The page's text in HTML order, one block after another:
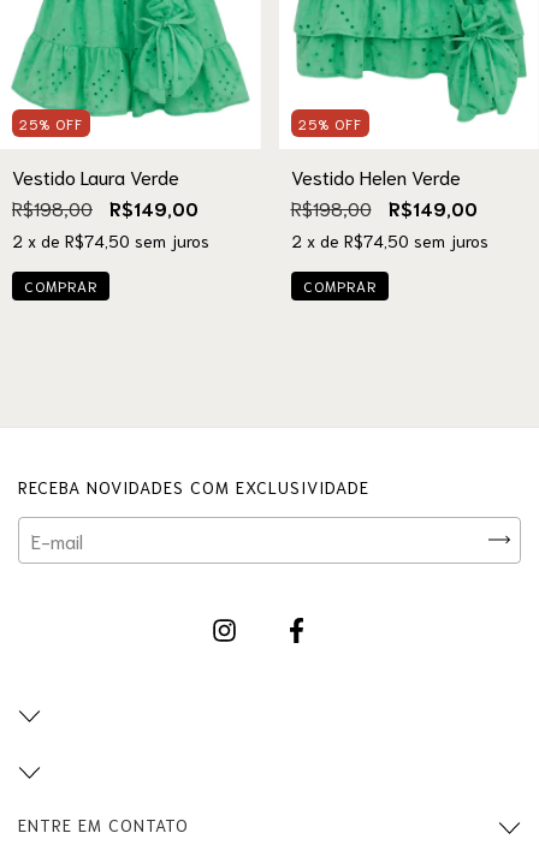
25% OFF
Vestido Laura Verde
R$198,00 R$149,00
2 x de R$74,50 sem juros
COMPRAR
25% OFF
Vestido Helen Verde
R$198,00 R$149,00
2 x de R$74,50 sem juros
COMPRAR
RECEBA NOVIDADES COM EXCLUSIVIDADE
ENTRE EM CONTATO